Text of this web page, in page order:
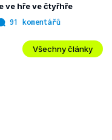
ve hře ve čtyřhře
91 komentářů
Všechny články